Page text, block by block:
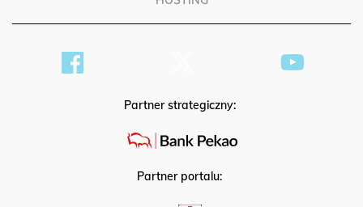
HOSTING
Partner strategiczny:
Partner portalu: